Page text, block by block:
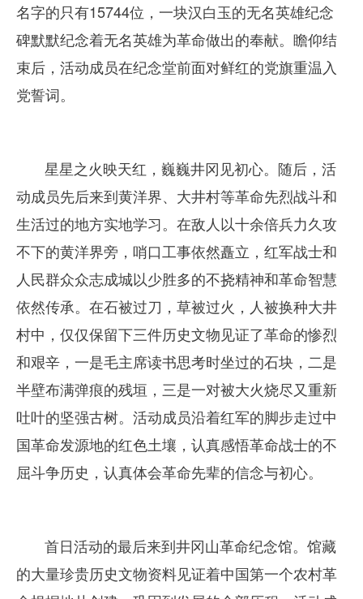
名字的只有15744位，一块汉白玉的无名英雄纪念
碑默默纪念着无名英雄为革命做出的奉献。瞻仰结
束后，活动成员在纪念堂前面对鲜红的党旗重温入
党誓词。
星星之火映天红，巍巍井冈见初心。随后，活
动成员先后来到黄洋界、大井村等革命先烈战斗和
生活过的地方实地学习。在敌人以十余倍兵力久攻
不下的黄洋界旁，哨口工事依然矗立，红军战士和
人民群众众志成城以少胜多的不挠精神和革命智慧
依然传承。在石被过刀，草被过火，人被换种大井
村中，仅仅保留下三件历史文物见证了革命的惨烈
和艰辛，一是毛主席读书思考时坐过的石块，二是
半壁布满弹痕的残垣，三是一对被大火烧尽又重新
吐叶的坚强古树。活动成员沿着红军的脚步走过中
国革命发源地的红色土壤，认真感悟革命战士的不
屈斗争历史，认真体会革命先辈的信念与初心。
首日活动的最后来到井冈山革命纪念馆。馆藏
的大量珍贵历史文物资料见证着中国第一个农村革